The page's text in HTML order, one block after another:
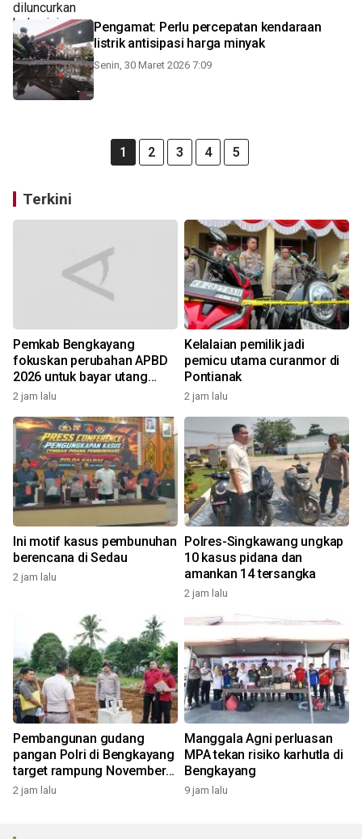
Pengamat: Perlu percepatan kendaraan
listrik antisipasi harga minyak
Senin, 30 Maret 2026 7:09
1 2 3 4 5
Terkini
Pemkab Bengkayang
fokuskan perubahan APBD
2026 untuk bayar utang
Rp10,48 miliar
2 jam lalu
Kelalaian pemilik jadi
pemicu utama curanmor di
Pontianak
2 jam lalu
Ini motif kasus pembunuhan
berencana di Sedau
2 jam lalu
Polres-Singkawang ungkap
10 kasus pidana dan
amankan 14 tersangka
2 jam lalu
Pembangunan gudang
pangan Polri di Bengkayang
target rampung November
2026
2 jam lalu
Manggala Agni perluasan
MPA tekan risiko karhutla di
Bengkayang
9 jam lalu